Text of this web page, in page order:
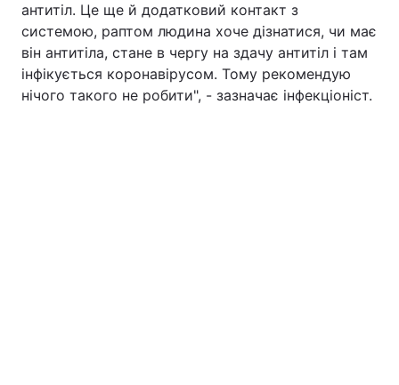
антитіл. Це ще й додатковий контакт з
системою, раптом людина хоче дізнатися, чи має
він антитіла, стане в чергу на здачу антитіл і там
інфікується коронавірусом. Тому рекомендую
нічого такого не робити", - зазначає інфекціоніст.